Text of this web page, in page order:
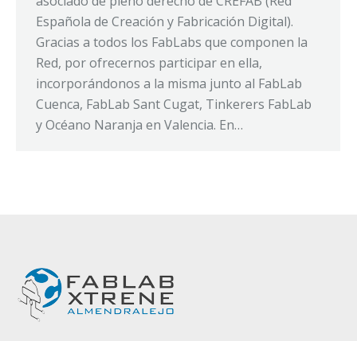
Española de Creación y Fabricación Digital).
Gracias a todos los FabLabs que componen la
Red, por ofrecernos participar en ella,
incorporándonos a la misma junto al FabLab
Cuenca, FabLab Sant Cugat, Tinkerers FabLab
y Océano Naranja en Valencia. En…